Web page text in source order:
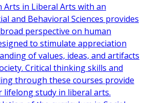
Arts in Liberal Arts with an
and Behavioral Sciences provides
perspective on human
to stimulate appreciation
of values, ideas, and artifacts
Critical thinking skills and
through these courses provide
study in liberal arts.